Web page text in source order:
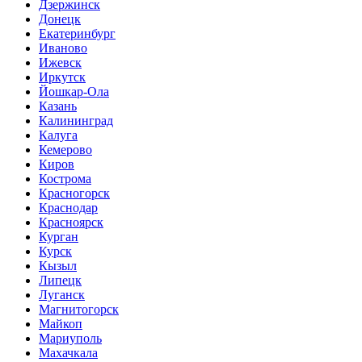
Дзержинск
Донецк
Екатеринбург
Иваново
Ижевск
Иркутск
Йошкар-Ола
Казань
Калининград
Калуга
Кемерово
Киров
Кострома
Красногорск
Краснодар
Красноярск
Курган
Курск
Кызыл
Липецк
Луганск
Магнитогорск
Майкоп
Мариуполь
Махачкала